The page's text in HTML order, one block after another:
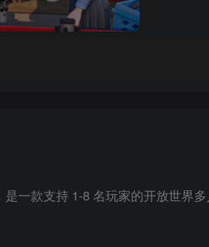
是一款支持 1-8 名玩家的开放世界多